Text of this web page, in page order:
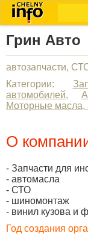
Грин Авто
автозапчасти,
Категории:
автомобилей,
Моторные масла,
О
- Запчасти для
- автомасла
- СТО
- шиномонтаж
- винил кузова и
Год создания